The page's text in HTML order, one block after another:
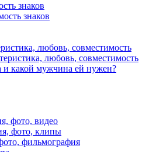
знаков
знаков
любовь, совместимость
любовь, совместимость
какой мужчина ей нужен?
фото, видео
фото, клипы
фильмография